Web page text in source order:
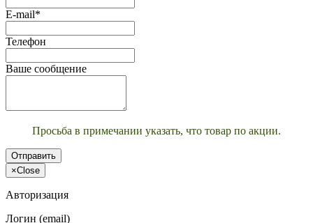
E-mail*
Телефон
Ваше сообщение
Просьба в примечании указать, что товар по акции.
Отправить
×Close
Авторизация
Логин (email)